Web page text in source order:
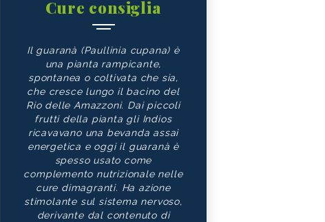
Cure consiglia
Il guaranà (Paullinia cupana) è
una pianta rampicante,
spontanea o coltivata che sia,
che cresce lungo il bacino del
Rio delle Amazzoni. Dai piccoli
frutti della pianta gli Indios
ricavavano una bevanda assai
energetica e oggi il guaranà è
spesso usato come
complemento nutrizionale nelle
cure dimagranti. Ha azione
stimolante sul sistema nervoso,
derivante dal contenuto di